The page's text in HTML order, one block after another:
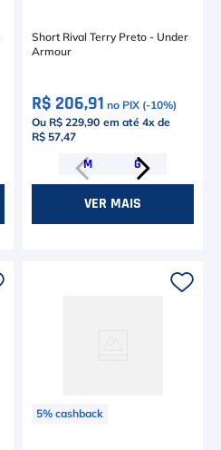
Short Rival Terry Preto - Under
Armour
R$ 206,91 no PIX (-10%)
Ou R$ 229,90 em até 4x de
R$ 57,47
M G
VER MAIS
5% cashback